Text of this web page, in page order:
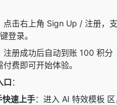
点击右上角 Sign Up / 注册，
登录。
注册成功后自动到账 100 积分
付费即可开始体验。
口：
快速上手：进入 AI 特效模板